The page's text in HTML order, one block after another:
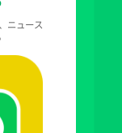
ニュース